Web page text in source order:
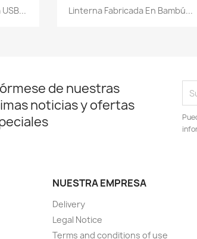
Vista rápida
Linterna Fabricada En Bambú...
de nuestras
noticias y ofertas
NUESTRA EMPRESA
Delivery
Legal Notice
Terms and conditions of use